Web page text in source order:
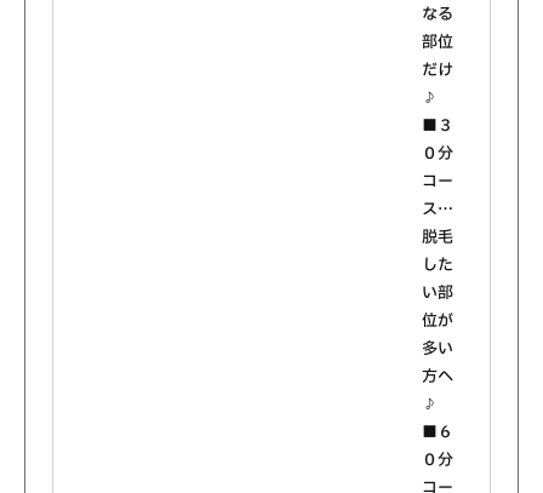
なる
部位
だけ
♪
■３
０分
コー
ス…
脱毛
した
い部
位が
多い
方へ
♪
■６
０分
コー